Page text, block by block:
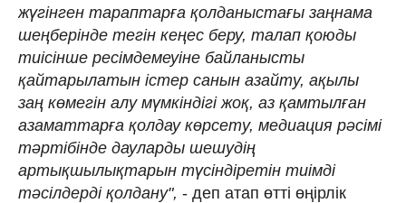
жүгінген тараптарға қолданыстағы заңнама
шеңберінде тегін кеңес беру, талап қоюды
тиісінше ресімдемеуіне байланысты
қайтарылатын істер санын азайту, ақылы
заң көмегін алу мүмкіндігі жоқ, аз қамтылған
азаматтарға қолдау көрсету, медиация рәсімі
тәртібінде дауларды шешудің
артықшылықтарын түсіндіретін тиімді
тәсілдерді қолдану", - деп атап өтті өңірлік